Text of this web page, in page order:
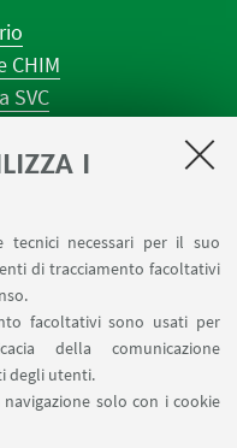
I
tecnici necessari per il suo
di tracciamento facoltativi
facoltativi sono usati per
della comunicazione
degli utenti.
solo con i cookie
CHIM
SVC
Riunioni
beni
SU: